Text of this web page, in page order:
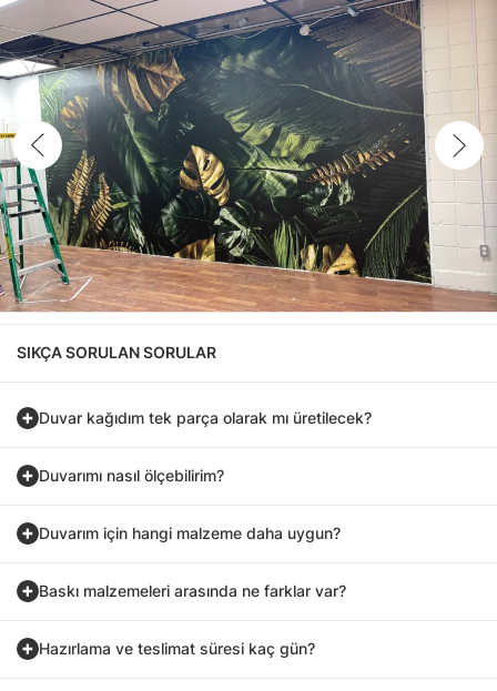
SIKÇA SORULAN SORULAR
Duvar kağıdım tek parça olarak mı üretilecek?
Duvarımı nasıl ölçebilirim?
Duvarım için hangi malzeme daha uygun?
Baskı malzemeleri arasında ne farklar var?
Hazırlama ve teslimat süresi kaç gün?